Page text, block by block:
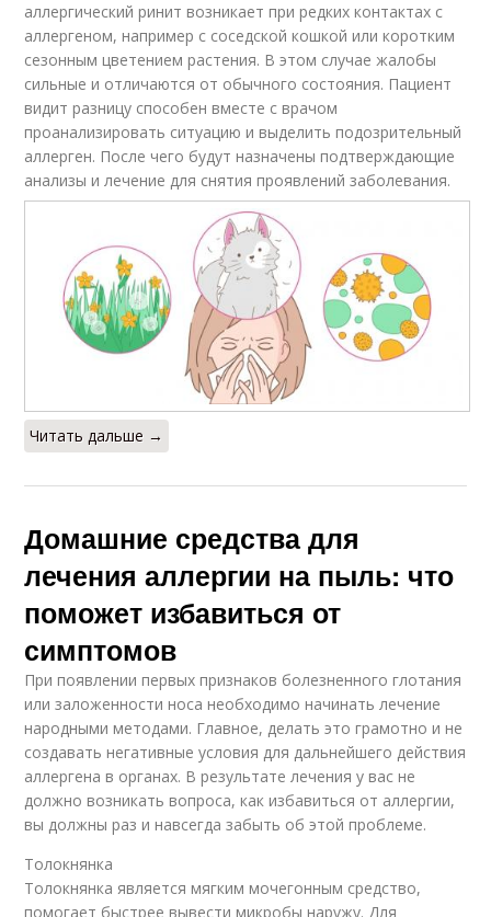
аллергический ринит возникает при редких контактах с
аллергеном, например с соседской кошкой или коротким
сезонным цветением растения. В этом случае жалобы
сильные и отличаются от обычного состояния. Пациент
видит разницу способен вместе с врачом
проанализировать ситуацию и выделить подозрительный
аллерген. После чего будут назначены подтверждающие
анализы и лечение для снятия проявлений заболевания.
Читать дальше →
Домашние средства для
лечения аллергии на пыль: что
поможет избавиться от
симптомов
При появлении первых признаков болезненного глотания
или заложенности носа необходимо начинать лечение
народными методами. Главное, делать это грамотно и не
создавать негативные условия для дальнейшего действия
аллергена в органах. В результате лечения у вас не
должно возникать вопроса, как избавиться от аллергии,
вы должны раз и навсегда забыть об этой проблеме.
Толокнянка
Толокнянка является мягким мочегонным средство,
помогает быстрее вывести микробы наружу. Для